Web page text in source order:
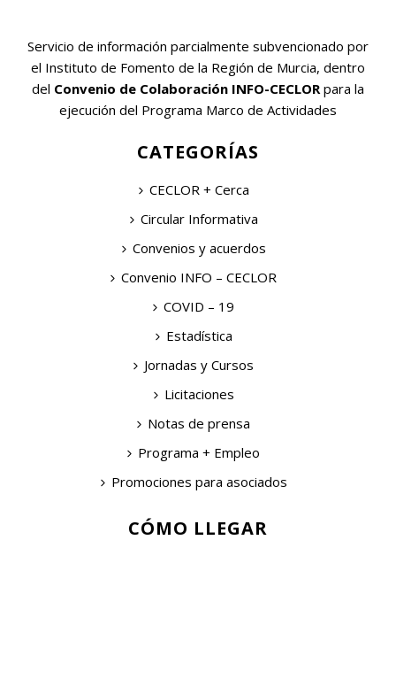
Servicio de información parcialmente subvencionado por
el Instituto de Fomento de la Región de Murcia, dentro
del Convenio de Colaboración INFO-CECLOR para la
ejecución del Programa Marco de Actividades
CATEGORÍAS
CECLOR + Cerca
Circular Informativa
Convenios y acuerdos
Convenio INFO – CECLOR
COVID – 19
Estadística
Jornadas y Cursos
Licitaciones
Notas de prensa
Programa + Empleo
Promociones para asociados
CÓMO LLEGAR